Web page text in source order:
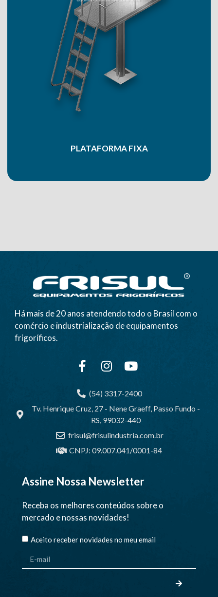
PLATAFORMA FIXA
Há mais de 20 anos atendendo todo o Brasil com o
comércio e industrialização de equipamentos
frigoríficos.
(54) 3317-2400
Tv. Henrique Cruz, 27 - Nene Graeff, Passo Fundo -
RS, 99032-440
frisul@frisulindustria.com.br
CNPJ: 09.007.041/0001-84
Assine Nossa Newsletter
Receba os melhores conteúdos sobre o
mercado e nossas novidades!
Aceito receber novidades no meu email